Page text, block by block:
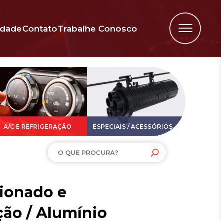
ContatoTrabalhe Conosco
A/C E REFRIGERAÇÃO ESPECIAIS / ACESSÓRIOS
e
/ Alumínio